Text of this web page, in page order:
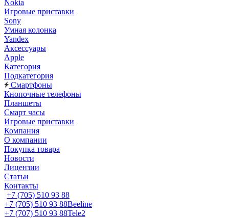
Nokia
Игровые приставки
Sony
Умная колонка
Yandex
Аксессуары
Apple
Категория
Подкатегория
Смартфоны
Кнопочные телефоны
Планшеты
Смарт часы
Игровые приставки
Компания
О компании
Покупка товара
Новости
Лицензии
Статьи
Контакты
+7 (705) 510 93 88
+7 (705) 510 93 88Beeline
+7 (707) 510 93 88Tele2